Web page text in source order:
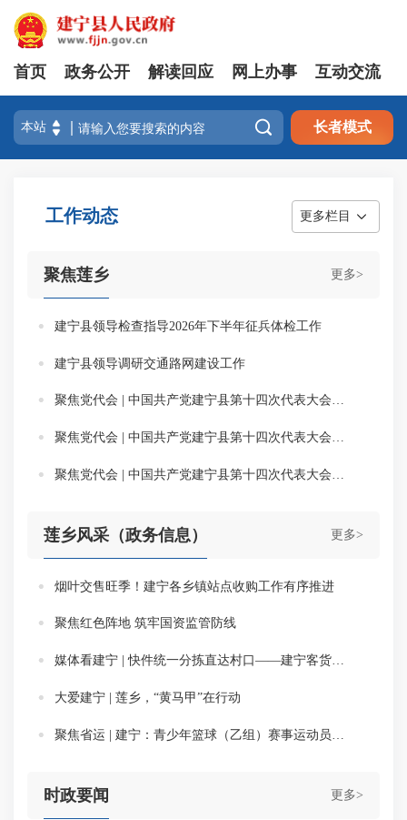
首页 政务公开 解读回应 网上办事 互动交流
 长者模式
工作动态 更多栏目
更多>
聚焦莲乡
建宁县领导检查指导2026年下半年征兵体检工作
建宁县领导调研交通路网建设工作
聚焦党代会 | 中国共产党建宁县第十四次代表大会胜利闭幕
聚焦党代会 | 中国共产党建宁县第十四次代表大会代表团分组讨论审议县委报告、县纪委工作报告及党费收缴、使用和管理情况的报告
更多>
莲乡风采（政务信息）
烟叶交售旺季！建宁各乡镇站点收购工作有序推进
聚焦红色阵地 筑牢国资监管防线
媒体看建宁 | 快件统一分拣直达村口——建宁客货邮融合再添新模式
大爱建宁 | 莲乡，“黄马甲”在行动
更多>
时政要闻